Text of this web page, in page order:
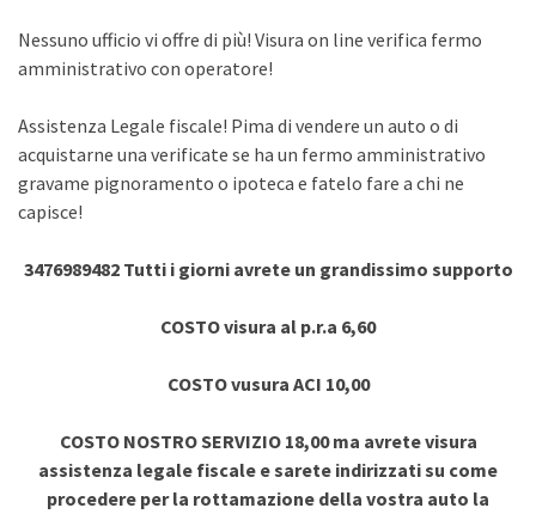
Nessuno ufficio vi offre di più! Visura on line verifica fermo
amministrativo con operatore!
Assistenza Legale fiscale! Pima di vendere un auto o di
acquistarne una verificate se ha un fermo amministrativo
gravame pignoramento o ipoteca e fatelo fare a chi ne
capisce!
3476989482 Tutti i giorni avrete un grandissimo supporto
COSTO visura al p.r.a 6,60
COSTO vusura ACI 10,00
COSTO NOSTRO SERVIZIO 18,00 ma avrete visura
assistenza legale fiscale e sarete indirizzati su come
procedere per la rottamazione della vostra auto la